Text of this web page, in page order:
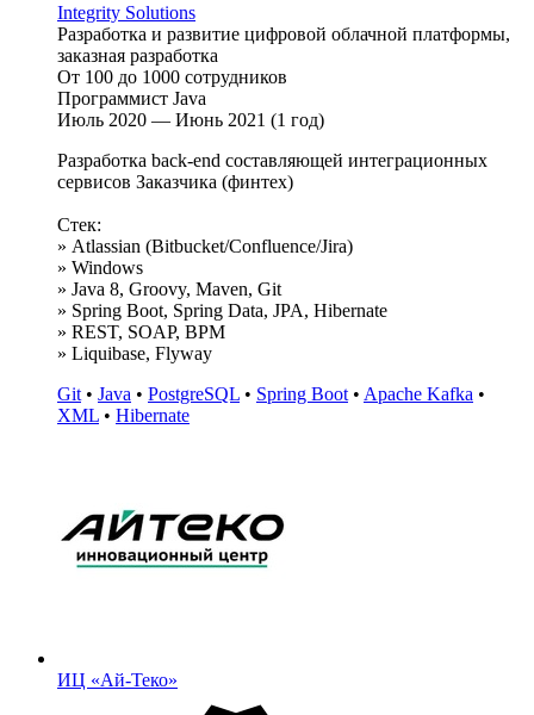
Integrity Solutions
Разработка и развитие цифровой облачной платформы,
заказная разработка
От 100 до 1000 сотрудников
Программист Java
Июль 2020 — Июнь 2021 (1 год)
Разработка back-end составляющей интеграционных
сервисов Заказчика (финтех)
Стек:
» Atlassian (Bitbucket/Confluence/Jira)
» Windows
» Java 8, Groovy, Maven, Git
» Spring Boot, Spring Data, JPA, Hibernate
» REST, SOAP, BPM
» Liquibase, Flyway
Git • Java • PostgreSQL • Spring Boot • Apache Kafka •
XML • Hibernate
ИЦ «Ай-Теко»